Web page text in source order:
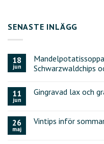
SENASTE INLÄGG
18
jun
Schwarzwaldchips
11
jun
Gingravad lax och
26
maj
Vintips inför